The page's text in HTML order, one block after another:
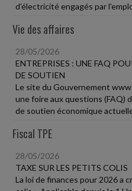
d'électricité engagés par
Vie des affaires
28/05/2026
ENTREPRISES : UNE FAQ
DE SOUTIEN
Le site du Gouvernement
une foire aux questions (FAQ)
de soutien économique
Fiscal TPE
28/05/2026
TAXE SUR LES PETITS COLIS
La loi de finances pour 2026 a